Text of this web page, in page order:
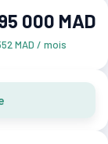
000 MAD
MAD / mois